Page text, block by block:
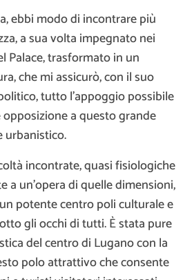
ebbi modo di incontrare più
a sua volta impegnato nei
Palace, trasformato in un
che mi assicurò, con il suo
tutto l’appoggio possibile
a questo grande
urbanistico.
incontrate, quasi fisiologiche
a un’opera di quelle dimensioni,
potente centro poli culturale e
gli occhi di tutti. È stata pure
del centro di Lugano con la
polo attrattivo che consente